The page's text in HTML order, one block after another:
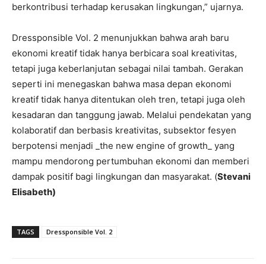
berkontribusi terhadap kerusakan lingkungan,” ujarnya.
Dressponsible Vol. 2 menunjukkan bahwa arah baru
ekonomi kreatif tidak hanya berbicara soal kreativitas,
tetapi juga keberlanjutan sebagai nilai tambah. Gerakan
seperti ini menegaskan bahwa masa depan ekonomi
kreatif tidak hanya ditentukan oleh tren, tetapi juga oleh
kesadaran dan tanggung jawab. Melalui pendekatan yang
kolaboratif dan berbasis kreativitas, subsektor fesyen
berpotensi menjadi _the new engine of growth_ yang
mampu mendorong pertumbuhan ekonomi dan memberi
dampak positif bagi lingkungan dan masyarakat. (Stevani
Elisabeth)
TAGS Dressponsible Vol. 2